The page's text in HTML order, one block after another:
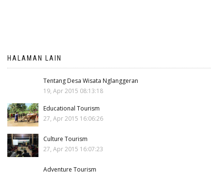
HALAMAN LAIN
Tentang Desa Wisata Nglanggeran
19, Apr 2015 08:13:18
Educational Tourism
27, Apr 2015 16:06:26
Culture Tourism
27, Apr 2015 16:07:23
Adventure Tourism